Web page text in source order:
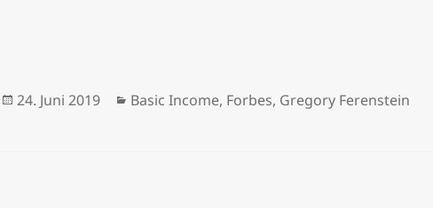
Veröffentlicht
24. Juni 2019 Kategorien
Basic Income, Forbes, Gregory Ferenstein